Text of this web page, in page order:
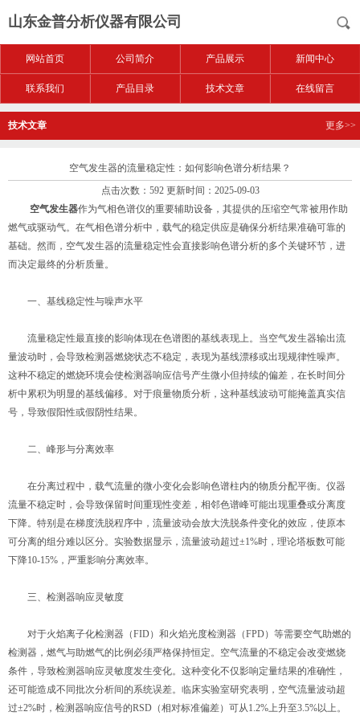
山东金普分析仪器有限公司
网站首页 公司简介 产品展示 新闻中心
联系我们 产品目录 技术文章 在线留言
技术文章 更多>>
空气发生器的流量稳定性：如何影响色谱分析结果？
点击次数：592 更新时间：2025-09-03
空气发生器作为气相色谱仪的重要辅助设备，其提供的压缩空气常被用作助
燃气或驱动气。在气相色谱分析中，载气的稳定供应是确保分析结果准确可靠的
基础。然而，空气发生器的流量稳定性会直接影响色谱分析的多个关键环节，进
而决定最终的分析质量。
一、基线稳定性与噪声水平
流量稳定性最直接的影响体现在色谱图的基线表现上。当空气发生器输出流
量波动时，会导致检测器燃烧状态不稳定，表现为基线漂移或出现规律性噪声。
这种不稳定的燃烧环境会使检测器响应信号产生微小但持续的偏差，在长时间分
析中累积为明显的基线偏移。对于痕量物质分析，这种基线波动可能掩盖真实信
号，导致假阳性或假阴性结果。
二、峰形与分离效率
在分离过程中，载气流量的微小变化会影响色谱柱内的物质分配平衡。仪器
流量不稳定时，会导致保留时间重现性变差，相邻色谱峰可能出现重叠或分离度
下降。特别是在梯度洗脱程序中，流量波动会放大洗脱条件变化的效应，使原本
可分离的组分难以区分。实验数据显示，流量波动超过±1%时，理论塔板数可能
下降10-15%，严重影响分离效率。
三、检测器响应灵敏度
对于火焰离子化检测器（FID）和火焰光度检测器（FPD）等需要空气助燃的
检测器，燃气与助燃气的比例必须严格保持恒定。空气流量的不稳定会改变燃烧
条件，导致检测器响应灵敏度发生变化。这种变化不仅影响定量结果的准确性，
还可能造成不同批次分析间的系统误差。临床实验室研究表明，空气流量波动超
过±2%时，检测器响应信号的RSD（相对标准偏差）可从1.2%上升至3.5%以上。